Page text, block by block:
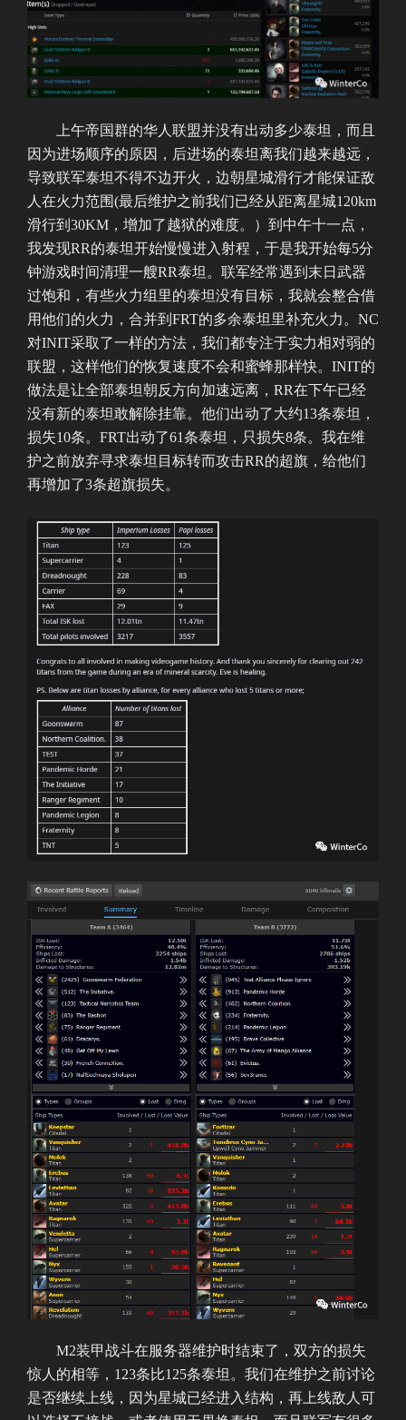
上午帝国群的华人联盟并没有出动多少泰坦，而且
因为进场顺序的原因，后进场的泰坦离我们越来越远，
导致联军泰坦不得不边开火，边朝星城滑行才能保证敌
人在火力范围(最后维护之前我们已经从距离星城120km
滑行到30KM，增加了越狱的难度。）到中午十一点，
我发现RR的泰坦开始慢慢进入射程，于是我开始每5分
钟游戏时间清理一艘RR泰坦。联军经常遇到末日武器
过饱和，有些火力组里的泰坦没有目标，我就会整合借
用他们的火力，合并到FRT的多余泰坦里补充火力。NC
对INIT采取了一样的方法，我们都专注于实力相对弱的
联盟，这样他们的恢复速度不会和蜜蜂那样快。INIT的
做法是让全部泰坦朝反方向加速远离，RR在下午已经
没有新的泰坦敢解除挂靠。他们出动了大约13条泰坦，
损失10条。FRT出动了61条泰坦，只损失8条。我在维
护之前放弃寻求泰坦目标转而攻击RR的超旗，给他们
再增加了3条超旗损失。
M2装甲战斗在服务器维护时结束了，双方的损失
惊人的相等，123条比125条泰坦。我们在维护之前讨论
是否继续上线，因为星城已经进入结构，再上线敌人可